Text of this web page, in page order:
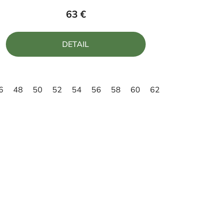
produktu
z
63 €
DETAIL
48 50 52 54 56 58 60 62